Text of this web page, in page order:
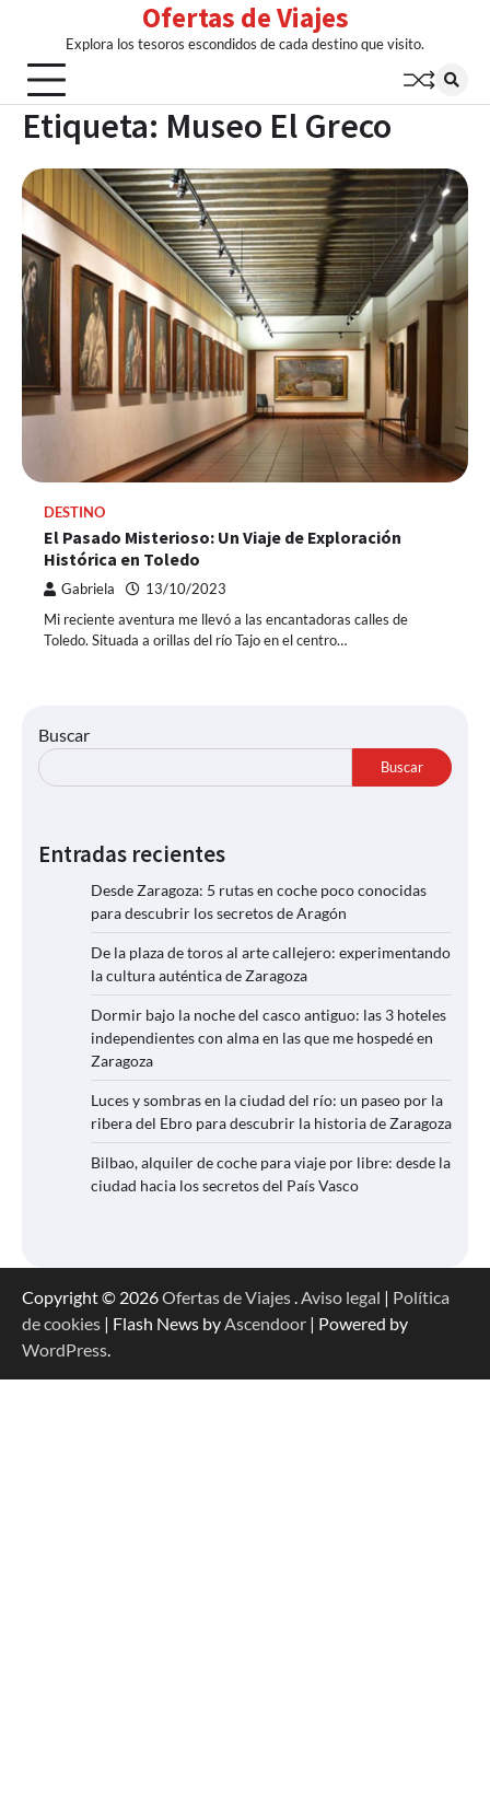
content
Ofertas de Viajes
Explora los tesoros escondidos de cada destino que visito.
Etiqueta: Museo El Greco
DESTINO
El Pasado Misterioso: Un Viaje de Exploración
Histórica en Toledo
Gabriela 13/10/2023
Mi reciente aventura me llevó a las encantadoras calles de
Toledo. Situada a orillas del río Tajo en el centro…
Buscar
Buscar
Entradas recientes
Desde Zaragoza: 5 rutas en coche poco conocidas
para descubrir los secretos de Aragón
De la plaza de toros al arte callejero: experimentando
la cultura auténtica de Zaragoza
Dormir bajo la noche del casco antiguo: las 3 hoteles
independientes con alma en las que me hospedé en
Zaragoza
Luces y sombras en la ciudad del río: un paseo por la
ribera del Ebro para descubrir la historia de Zaragoza
Bilbao, alquiler de coche para viaje por libre: desde la
ciudad hacia los secretos del País Vasco
Copyright © 2026Ofertas de Viajes.Aviso legal | Política
de cookies | Flash News byAscendoor | Powered by
WordPress.